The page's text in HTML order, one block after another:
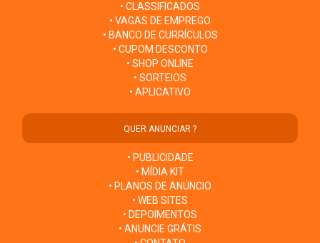
• CLASSIFICADOS
• VAGAS DE EMPREGO
• BANCO DE CURRÍCULOS
• CUPOM DESCONTO
• SHOP ONLINE
• SORTEIOS
• APLICATIVO
QUER ANUNCIAR ?
• PUBLICIDADE
• MÍDIA KIT
• PLANOS DE ANÚNCIO
• WEB SITES
• DEPOIMENTOS
• ANUNCIE GRÁTIS